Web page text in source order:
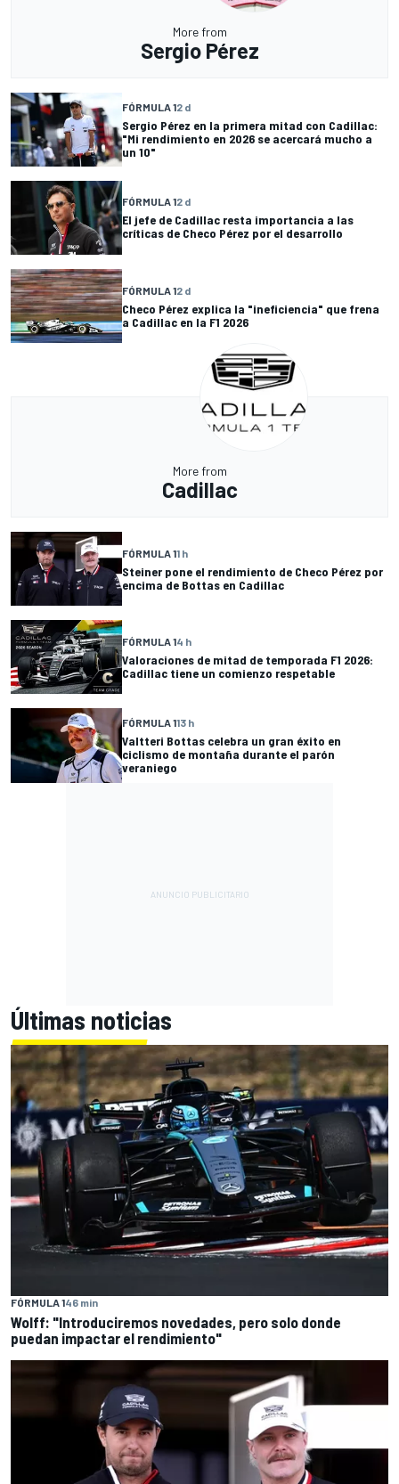
More from
Sergio Pérez
FÓRMULA 12 d
Sergio Pérez en la primera mitad con Cadillac:
"Mi rendimiento en 2026 se acercará mucho a
un 10"
FÓRMULA 12 d
El jefe de Cadillac resta importancia a las
críticas de Checo Pérez por el desarrollo
FÓRMULA 12 d
Checo Pérez explica la "ineficiencia" que frena
a Cadillac en la F1 2026
More from
Cadillac
FÓRMULA 11 h
Steiner pone el rendimiento de Checo Pérez por
encima de Bottas en Cadillac
FÓRMULA 14 h
Valoraciones de mitad de temporada F1 2026:
Cadillac tiene un comienzo respetable
FÓRMULA 113 h
Valtteri Bottas celebra un gran éxito en
ciclismo de montaña durante el parón
veraniego
Últimas noticias
FÓRMULA 146 min
Wolff: "Introduciremos novedades, pero solo donde
puedan impactar el rendimiento"